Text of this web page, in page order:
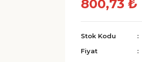
800,73 ₺
Stok Kodu
Fiyat